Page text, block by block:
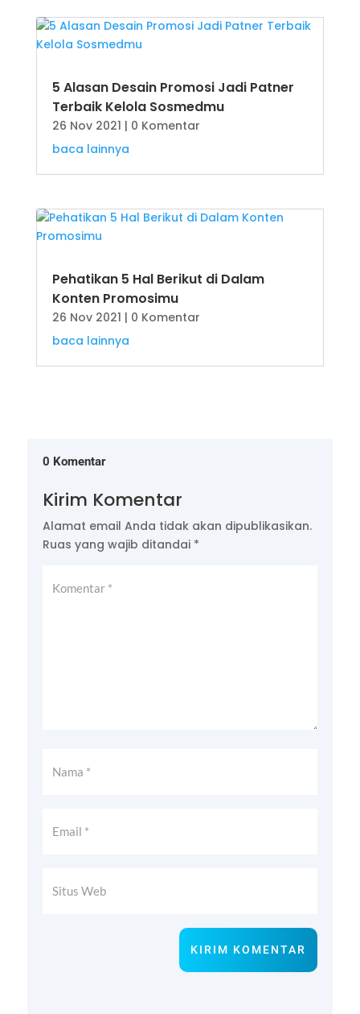
5 Alasan Desain Promosi Jadi Patner
Terbaik Kelola Sosmedmu
26 Nov 2021 | 0 Komentar
baca lainnya
Pehatikan 5 Hal Berikut di Dalam
Konten Promosimu
26 Nov 2021 | 0 Komentar
baca lainnya
0 Komentar
Kirim Komentar
Alamat email Anda tidak akan dipublikasikan.
Ruas yang wajib ditandai *
KIRIM KOMENTAR